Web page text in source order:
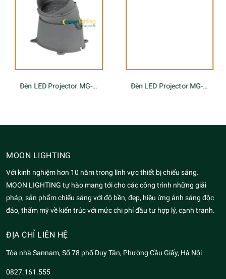
Đèn LED Projector MG-619A Đèn LED Projector MG-605A-220-48W
MOON LIGHTING
Với kinh nghiệm hơn 10 năm trong lĩnh vực thiết bị chiếu sáng.
MOON LIGHTING tự hào mang tới cho các công trình những giải
pháp, sản phẩm chiếu sáng với độ bền, đẹp, hiệu ứng ánh sáng độc
đáo, thẩm mỹ về kiến trúc với mức chi phí đầu tư hợp lý, cạnh tranh.
ĐỊA CHỈ LIÊN HỆ
Tòa nhà Sannam, Số 78 phố Duy Tân, Phường Cầu Giấy, Hà Nội
0827.161.555